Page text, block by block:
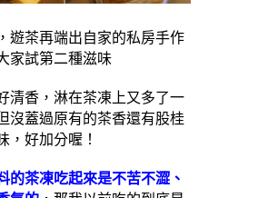
遊茶再端出自家的私房手作
家試第二種滋味
清香，淋在茶凍上又多了一
沒蓋過原有的茶香還有股桂
，好加分喔！
的茶凍吃起來是不苦不澀、